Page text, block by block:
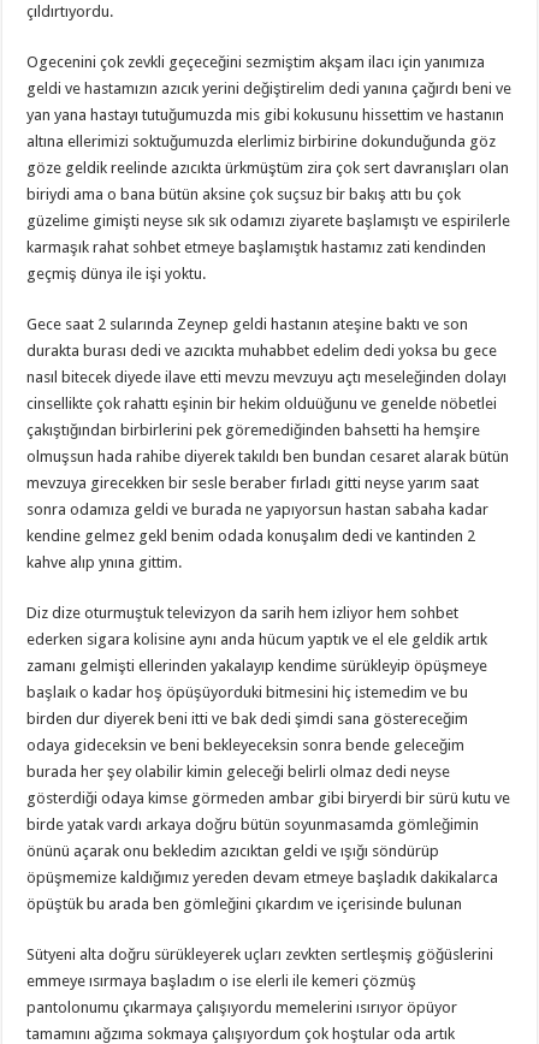
çıldırtıyordu.
Ogecenini çok zevkli geçeceğini sezmiştim akşam ilacı için yanımıza
geldi ve hastamızın azıcık yerini değiştirelim dedi yanına çağırdı beni ve
yan yana hastayı tutuğumuzda mis gibi kokusunu hissettim ve hastanın
altına ellerimizi soktuğumuzda elerlimiz birbirine dokunduğunda göz
göze geldik reelinde azıcıkta ürkmüştüm zira çok sert davranışları olan
biriydi ama o bana bütün aksine çok suçsuz bir bakış attı bu çok
güzelime gimişti neyse sık sık odamızı ziyarete başlamıştı ve espirilerle
karmaşık rahat sohbet etmeye başlamıştık hastamız zati kendinden
geçmiş dünya ile işi yoktu.
Gece saat 2 sularında Zeynep geldi hastanın ateşine baktı ve son
durakta burası dedi ve azıcıkta muhabbet edelim dedi yoksa bu gece
nasıl bitecek diyede ilave etti mevzu mevzuyu açtı meseleğinden dolayı
cinsellikte çok rahattı eşinin bir hekim olduüğunu ve genelde nöbetlei
çakıştığından birbirlerini pek göremediğinden bahsetti ha hemşire
olmuşsun hada rahibe diyerek takıldı ben bundan cesaret alarak bütün
mevzuya girecekken bir sesle beraber fırladı gitti neyse yarım saat
sonra odamıza geldi ve burada ne yapıyorsun hastan sabaha kadar
kendine gelmez gekl benim odada konuşalım dedi ve kantinden 2
kahve alıp ynına gittim.
Diz dize oturmuştuk televizyon da sarih hem izliyor hem sohbet
ederken sigara kolisine aynı anda hücum yaptık ve el ele geldik artık
zamanı gelmişti ellerinden yakalayıp kendime sürükleyip öpüşmeye
başlaık o kadar hoş öpüşüyorduki bitmesini hiç istemedim ve bu
birden dur diyerek beni itti ve bak dedi şimdi sana göstereceğim
odaya gideceksin ve beni bekleyeceksin sonra bende geleceğim
burada her şey olabilir kimin geleceği belirli olmaz dedi neyse
gösterdiği odaya kimse görmeden ambar gibi biryerdi bir sürü kutu ve
birde yatak vardı arkaya doğru bütün soyunmasamda gömleğimin
önünü açarak onu bekledim azıcıktan geldi ve ışığı söndürüp
öpüşmemize kaldığımız yereden devam etmeye başladık dakikalarca
öpüştük bu arada ben gömleğini çıkardım ve içerisinde bulunan
Sütyeni alta doğru sürükleyerek uçları zevkten sertleşmiş göğüslerini
emmeye ısırmaya başladım o ise elerli ile kemeri çözmüş
pantolonumu çıkarmaya çalışıyordu memelerini ısırıyor öpüyor
tamamını ağzıma sokmaya çalışıyordum çok hoştular oda artık